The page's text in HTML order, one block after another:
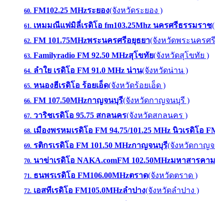
60. FM102.25 MHzระยอง(จังหวัดระยอง )
61. เหมมณีแฟมิลี่เรดิโอ fm103.25Mhz นครศรีธรรมราช
62. FM 101.75MHzพระนครศรีอยุธยา(จังหวัดพระนครศ
63. Familyradio FM 92.50 MHzสุโขทัย(จังหวัดสุโขทัย )
64. ลำใย เรดิโอ FM 91.0 MHz น่าน(จังหวัดน่าน )
65. หนองฮีเรดิโอ ร้อยเอ็ด(จังหวัดร้อยเอ็ด )
66. FM 107.50MHzกาญจนบุรี(จังหวัดกาญจนบุรี )
67. วาริชเรดิโอ 95.75 สกลนคร(จังหวัดสกลนคร )
68. เมืองพรหมเรดิโอ FM 94.75/101.25 MHz นิวเรดิโอ
69. รติกรเรดิโอ FM 101.50 MHzกาญจนบุรี(จังหวัดกาญ
70. นาข่าเรดิโอ NAKA.comFM 102.50MHzมหาสารคาม
71. ธนพรเรดิโอ FM106.00MHzตราด(จังหวัดตราด )
72. เอสทีเรดิโอ FM105.0MHzลำปาง(จังหวัดลำปาง )